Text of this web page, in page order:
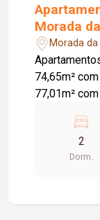
Morada
Morada
74,65m²
77,01m² com 02 suítes;
Penthouses lineares :
151,43m² com 03
suítes. 03 vagas. Área de lazer com: Mercado
2
Dorm.